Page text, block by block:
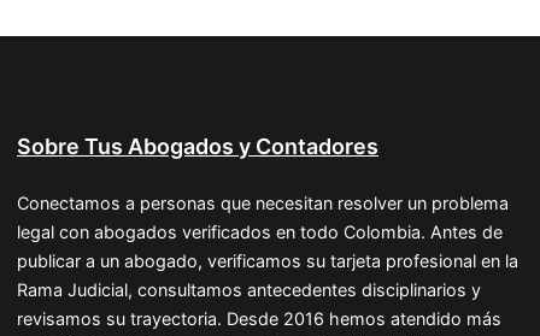
Sobre Tus Abogados y Contadores
Conectamos a personas que necesitan resolver un problema
legal con abogados verificados en todo Colombia. Antes de
publicar a un abogado, verificamos su tarjeta profesional en la
Rama Judicial, consultamos antecedentes disciplinarios y
revisamos su trayectoria. Desde 2016 hemos atendido más